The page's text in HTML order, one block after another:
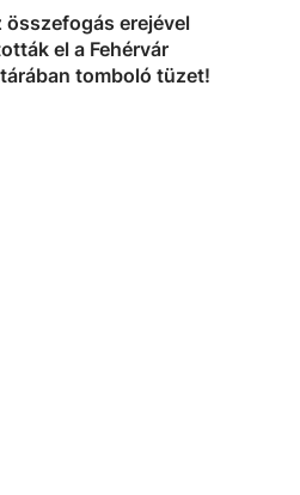
összefogás erejével
el a Fehérvár
tomboló tüzet!